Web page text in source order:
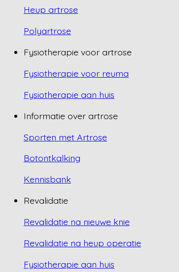
Heup artrose
Polyartrose
Fysiotherapie voor artrose
Fysiotherapie voor reuma
Fysiotherapie aan huis
Informatie over artrose
Sporten met Artrose
Botontkalking
Kennisbank
Revalidatie
Revalidatie na nieuwe knie
Revalidatie na heup operatie
Fysiotherapie aan huis